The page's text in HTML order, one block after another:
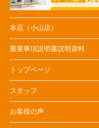
本店（小山店）
重要事項説明書説明資料
トップページ
スタッフ
お客様の声